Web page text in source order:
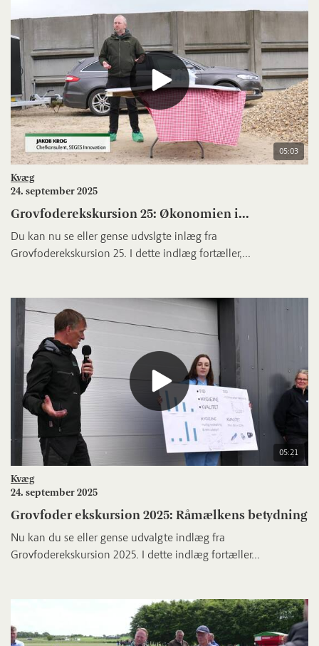
05:03
Kvæg
24. september 2025
Grovfoderekskursion 25: Økonomien i...
Du kan nu se eller gense udvslgte inlæg fra
Grovfoderekskursion 25. I dette indlæg fortæller,...
05:21
Kvæg
24. september 2025
Grovfoder ekskursion 2025: Råmælkens betydning
Nu kan du se eller gense udvalgte indlæg fra
Grovfoderekskursion 2025. I dette indlæg fortæller...